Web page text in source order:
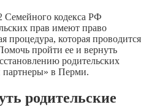
Семейного кодекса РФ
прав имеют право
процедура, которая проводится
пройти ее и вернуть
родительских
в Перми.
родительские